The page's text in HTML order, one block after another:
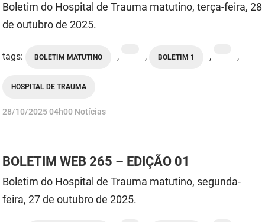
Boletim do Hospital de Trauma matutino, terça-feira, 28
de outubro de 2025.
tags: BOLETIM MATUTINO , , BOLETIM 1 , ,
HOSPITAL DE TRAUMA
publicado
28/10/202504h00 Notícias
BOLETIM WEB 265 – EDIÇÃO 01
Boletim do Hospital de Trauma matutino, segunda-
feira, 27 de outubro de 2025.